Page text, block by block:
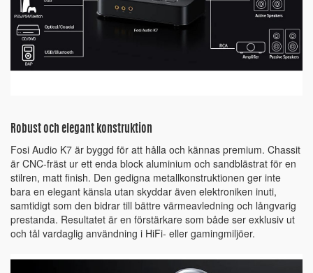
Robust och elegant konstruktion
Fosi Audio K7 är byggd för att hålla och kännas premium. Chassit
är CNC-fräst ur ett enda block aluminium och sandblästrat för en
stilren, matt finish. Den gedigna metallkonstruktionen ger inte
bara en elegant känsla utan skyddar även elektroniken inuti,
samtidigt som den bidrar till bättre värmeavledning och långvarig
prestanda. Resultatet är en förstärkare som både ser exklusiv ut
och tål vardaglig användning i HiFi- eller gamingmiljöer.